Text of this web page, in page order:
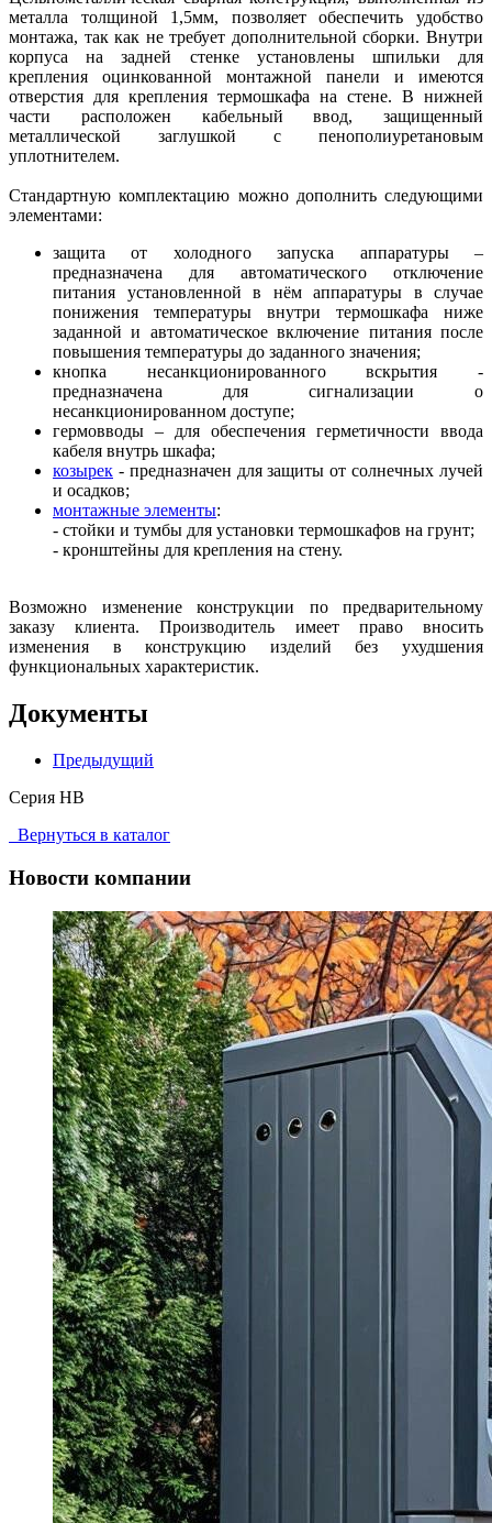
металла толщиной 1,5мм, позволяет обеспечить удобство
монтажа, так как не требует дополнительной сборки. Внутри
корпуса на задней стенке установлены шпильки для
крепления оцинкованной монтажной панели и имеются
отверстия для крепления термошкафа на стене. В нижней
части расположен кабельный ввод, защищенный
металлической заглушкой с пенополиуретановым
уплотнителем.
Стандартную комплектацию можно дополнить следующими
элементами:
защита от холодного запуска аппаратуры –
предназначена для автоматического отключение
питания установленной в нём аппаратуры в случае
понижения температуры внутри термошкафа ниже
заданной и автоматическое включение питания после
повышения температуры до заданного значения;
кнопка несанкционированного вскрытия -
предназначена для сигнализации о
несанкционированном доступе;
гермовводы – для обеспечения герметичности ввода
кабеля внутрь шкафа;
козырек - предназначен для защиты от солнечных лучей
и осадков;
монтажные элементы:
- стойки и тумбы для установки термошкафов на грунт;
- кронштейны для крепления на стену.
Возможно изменение конструкции по предварительному
заказу клиента. Производитель имеет право вносить
изменения в конструкцию изделий без ухудшения
функциональных характеристик.
Документы
Предыдущий
Серия НВ
Вернуться в каталог
Новости компании